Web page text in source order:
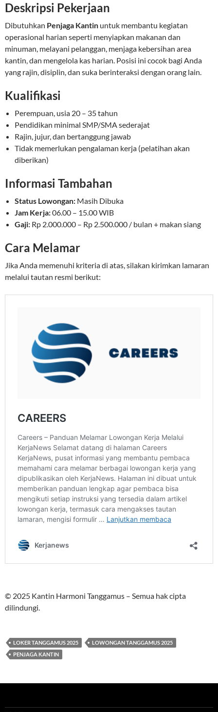
Deskripsi Pekerjaan
Dibutuhkan Penjaga Kantin untuk membantu kegiatan
operasional harian seperti menyiapkan makanan dan
minuman, melayani pelanggan, menjaga kebersihan area
kantin, dan mengelola kas harian. Posisi ini cocok bagi Anda
yang rajin, disiplin, dan suka berinteraksi dengan orang lain.
Kualifikasi
Perempuan, usia 20 – 35 tahun
Pendidikan minimal SMP/SMA sederajat
Rajin, jujur, dan bertanggung jawab
Tidak memerlukan pengalaman kerja (pelatihan akan
diberikan)
Informasi Tambahan
Status Lowongan: Masih Dibuka
Jam Kerja:06.00 – 15.00 WIB
Gaji: Rp 2.000.000 – Rp 2.500.000 / bulan + makan siang
Cara Melamar
Jika Anda memenuhi kriteria di atas, silakan kirimkan lamaran
melalui tautan resmi berikut:
© 2025 Kantin Harmoni Tanggamus – Semua hak cipta
dilindungi.
LOKER TANGGAMUS 2025
LOWONGAN TANGGAMUS 2025
PENJAGA KANTIN